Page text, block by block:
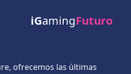
iGamingFuturo
ofrecemos las últimas